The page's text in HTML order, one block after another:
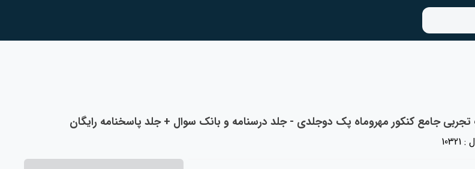
تجربی جامع کنکور مهروماه پک دوجلدی - جلد درسنامه و بانک سوال + جلد پاسخنامه رایگان